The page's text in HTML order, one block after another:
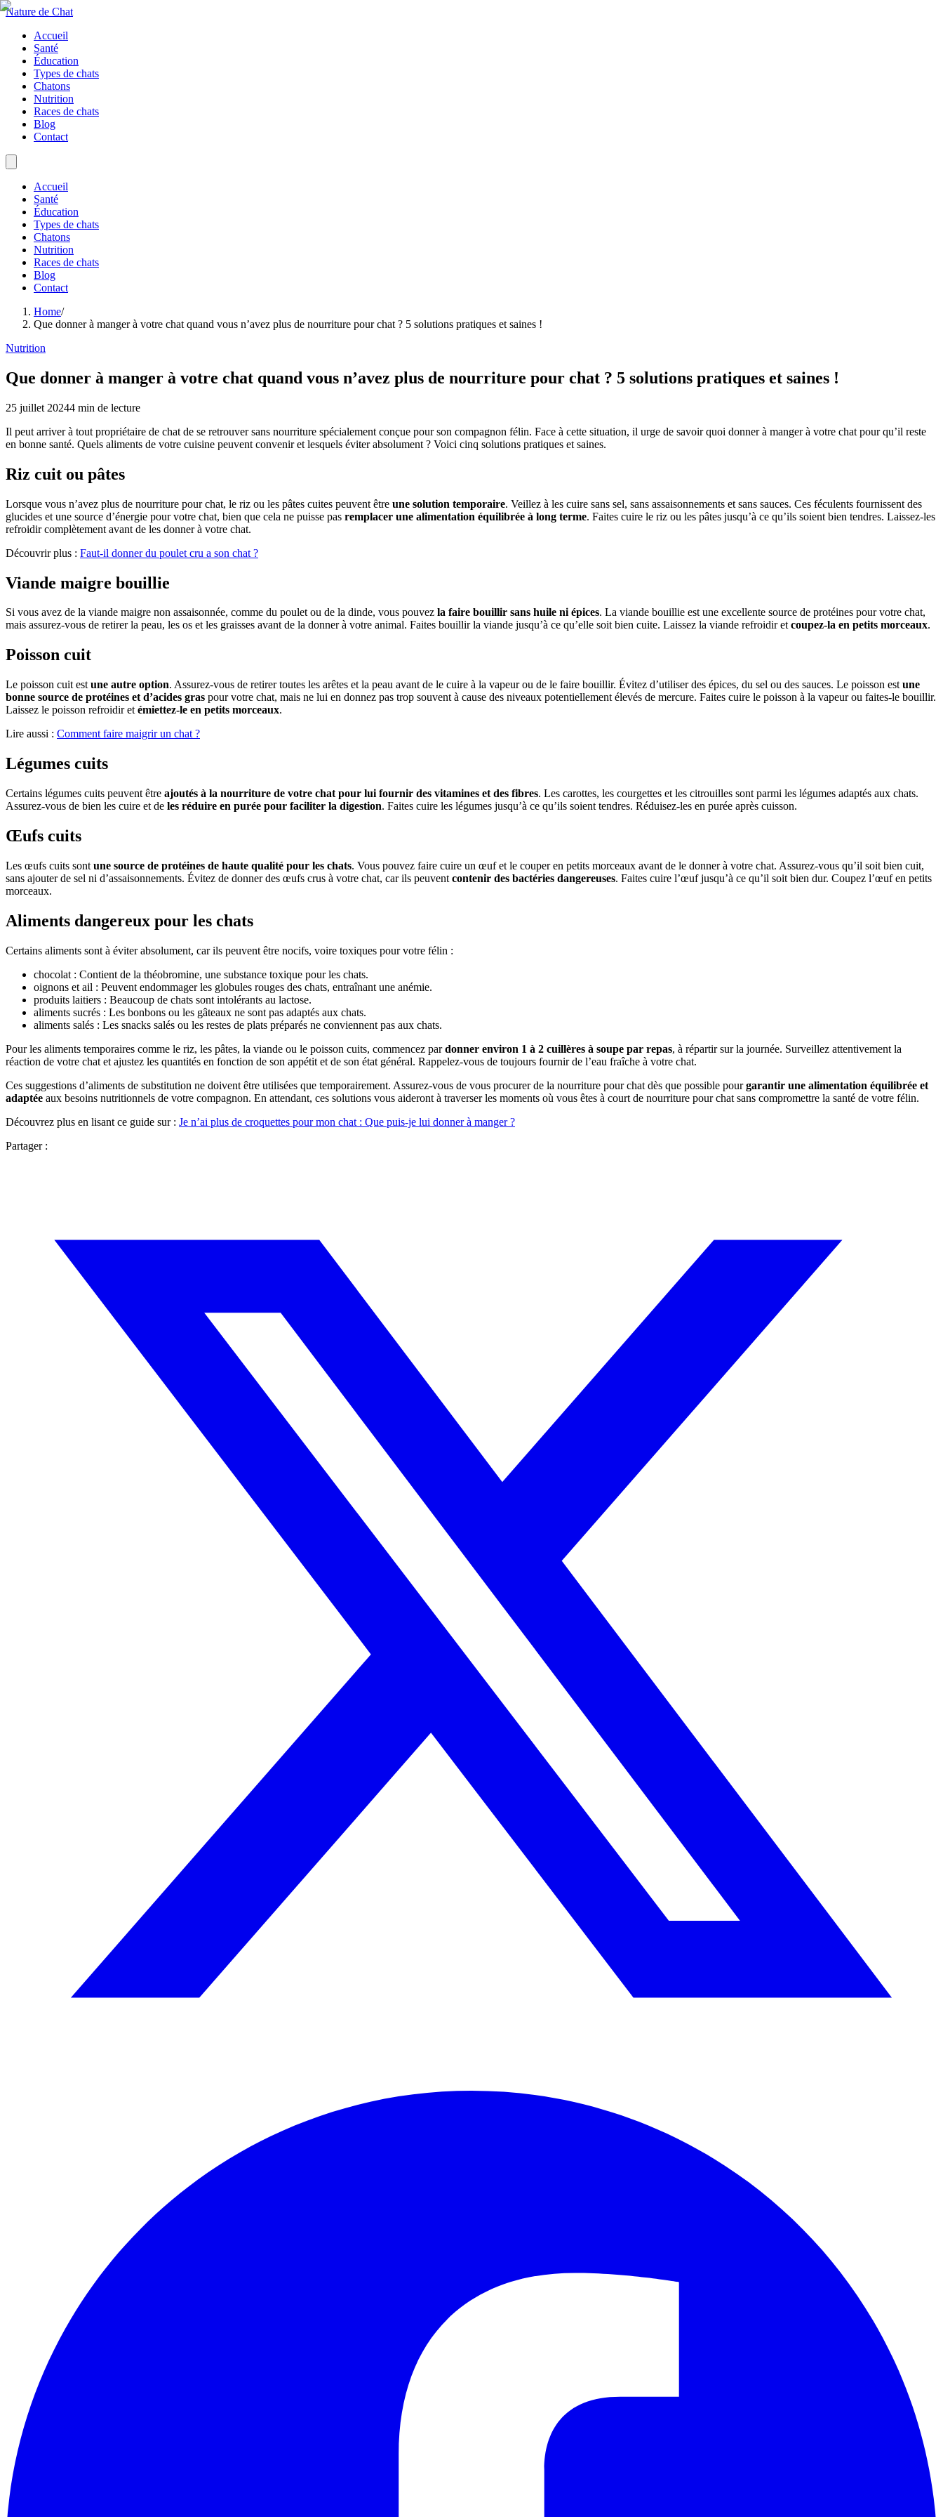
Nature de Chat
Accueil
Santé
Éducation
Types de chats
Chatons
Nutrition
Races de chats
Blog
Contact
Accueil
Santé
Éducation
Types de chats
Chatons
Nutrition
Races de chats
Blog
Contact
Home/
Que donner à manger à votre chat quand vous n’avez plus de nourriture pour chat ? 5 solutions pratiques et saines !
Nutrition
Que donner à manger à votre chat quand vous n’avez plus de nourriture pour chat ? 5 solutions pratiques et saines !
25 juillet 20244 min de lecture
Il peut arriver à tout propriétaire de chat de se retrouver sans nourriture spécialement conçue pour son compagnon félin. Face à cette situation, il urge de savoir quoi donner à manger à votre chat pour qu’il reste
en bonne santé. Quels aliments de votre cuisine peuvent convenir et lesquels éviter absolument ? Voici cinq solutions pratiques et saines.
Riz cuit ou pâtes
Lorsque vous n’avez plus de nourriture pour chat, le riz ou les pâtes cuites peuvent être une solution temporaire. Veillez à les cuire sans sel, sans assaisonnements et sans sauces. Ces féculents fournissent des
glucides et une source d’énergie pour votre chat, bien que cela ne puisse pas remplacer une alimentation équilibrée à long terme. Faites cuire le riz ou les pâtes jusqu’à ce qu’ils soient bien tendres. Laissez-les
refroidir complètement avant de les donner à votre chat.
Découvrir plus : Faut-il donner du poulet cru a son chat ?
Viande maigre bouillie
Si vous avez de la viande maigre non assaisonnée, comme du poulet ou de la dinde, vous pouvez la faire bouillir sans huile ni épices. La viande bouillie est une excellente source de protéines pour votre chat,
mais assurez-vous de retirer la peau, les os et les graisses avant de la donner à votre animal. Faites bouillir la viande jusqu’à ce qu’elle soit bien cuite. Laissez la viande refroidir etcoupez-la en petits morceaux.
Poisson cuit
Le poisson cuit est une autre option. Assurez-vous de retirer toutes les arêtes et la peau avant de le cuire à la vapeur ou de le faire bouillir. Évitez d’utiliser des épices, du sel ou des sauces. Le poisson est une
bonne source de protéines et d’acides gras pour votre chat, mais ne lui en donnez pas trop souvent à cause des niveaux potentiellement élevés de mercure. Faites cuire le poisson à la vapeur ou faites-le bouillir.
Laissez le poisson refroidir et émiettez-le en petits morceaux.
Lire aussi : Comment faire maigrir un chat ?
Légumes cuits
Certains légumes cuits peuvent être ajoutés à la nourriture de votre chat pour lui fournir des vitamines et des fibres. Les carottes, les courgettes et les citrouilles sont parmi les légumes adaptés aux chats.
Assurez-vous de bien les cuire et de les réduire en purée pour faciliter la digestion. Faites cuire les légumes jusqu’à ce qu’ils soient tendres. Réduisez-les en purée après cuisson.
Œufs cuits
Les œufs cuits sont une source de protéines de haute qualité pour les chats. Vous pouvez faire cuire un œuf et le couper en petits morceaux avant de le donner à votre chat. Assurez-vous qu’il soit bien cuit,
sans ajouter de sel ni d’assaisonnements. Évitez de donner des œufs crus à votre chat, car ils peuvent contenir des bactéries dangereuses. Faites cuire l’œuf jusqu’à ce qu’il soit bien dur. Coupez l’œuf en petits
morceaux.
Aliments dangereux pour les chats
Certains aliments sont à éviter absolument, car ils peuvent être nocifs, voire toxiques pour votre félin :
chocolat : Contient de la théobromine, une substance toxique pour les chats.
oignons et ail : Peuvent endommager les globules rouges des chats, entraînant une anémie.
produits laitiers : Beaucoup de chats sont intolérants au lactose.
aliments sucrés : Les bonbons ou les gâteaux ne sont pas adaptés aux chats.
aliments salés : Les snacks salés ou les restes de plats préparés ne conviennent pas aux chats.
Pour les aliments temporaires comme le riz, les pâtes, la viande ou le poisson cuits, commencez pardonner environ 1 à 2 cuillères à soupe par repas, à répartir sur la journée. Surveillez attentivement la
réaction de votre chat et ajustez les quantités en fonction de son appétit et de son état général. Rappelez-vous de toujours fournir de l’eau fraîche à votre chat.
Ces suggestions d’aliments de substitution ne doivent être utilisées que temporairement. Assurez-vous de vous procurer de la nourriture pour chat dès que possible pourgarantir une alimentation équilibrée et
adaptée aux besoins nutritionnels de votre compagnon. En attendant, ces solutions vous aideront à traverser les moments où vous êtes à court de nourriture pour chat sans compromettre la santé de votre félin.
Découvrez plus en lisant ce guide sur : Je n’ai plus de croquettes pour mon chat : Que puis-je lui donner à manger ?
Partager :